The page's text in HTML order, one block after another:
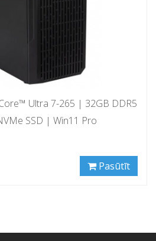
Ultra 7-265 | 32GB DDR5
SSD | Win11 Pro
Pasūtīt